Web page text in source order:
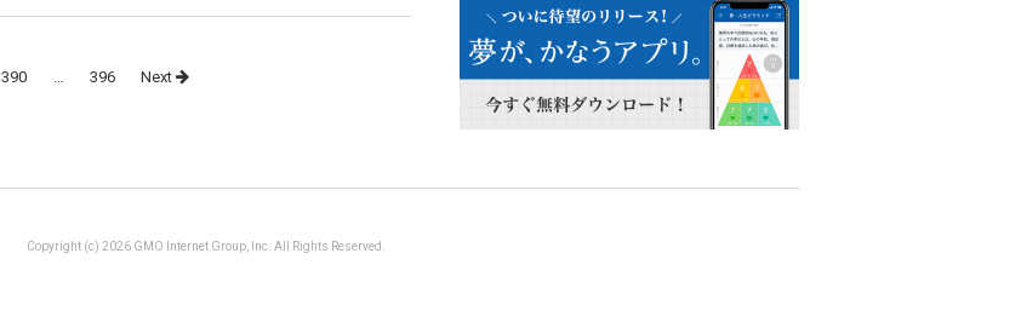
390 … 396 Next
Copyright (c) 2026 GMO Internet Group, Inc. All Rights Reserved.